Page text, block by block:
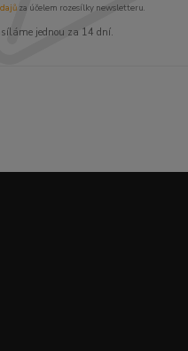
za účelem rozesílky newsletteru.
jednou za 14 dní.